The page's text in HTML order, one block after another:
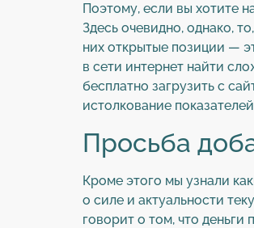
Поэтому, если вы хотите
Здесь очевидно, однако,
них открытые позиции —
в сети интернет найти
бесплатно загрузить с
истолкование
Просьба
Кроме этого мы узнали
о силе и актуальности
говорит о том, что